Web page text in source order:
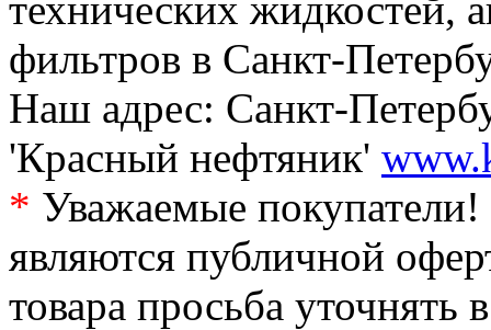
фильтров в Санкт-
Наш адрес: Санкт-
'Красный нефтяник'
* Уважаемые
являются публичной
товара просьба уточнять